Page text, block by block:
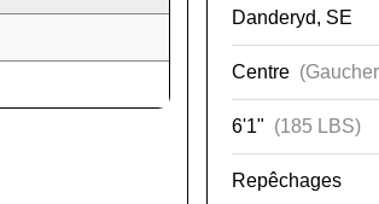
Danderyd, SE
Centre
6'1" (185 LBS)
Repêchages